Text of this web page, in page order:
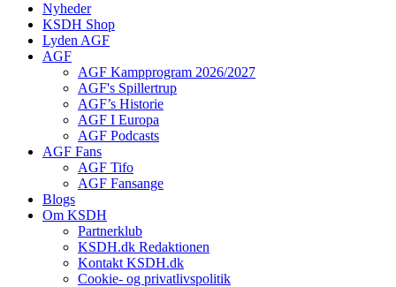
Nyheder
KSDH Shop
Lyden AGF
AGF
AGF Kampprogram 2026/2027
AGF's Spillertrup
AGF’s Historie
AGF I Europa
AGF Podcasts
AGF Fans
AGF Tifo
AGF Fansange
Blogs
Om KSDH
Partnerklub
KSDH.dk Redaktionen
Kontakt KSDH.dk
Cookie- og privatlivspolitik